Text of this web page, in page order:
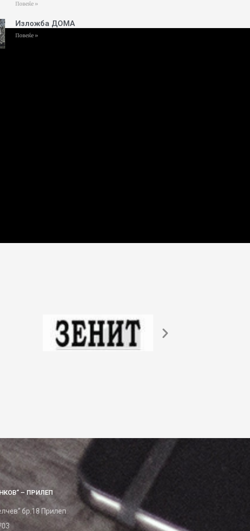
Повеќе »
Изложба ДОМА
Повеќе »
– ПРИЛЕП
бр.18 Прилеп